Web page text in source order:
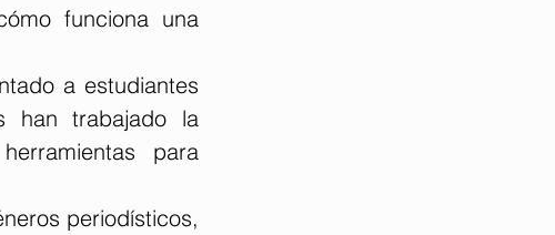
funciona una
a estudiantes
han trabajado la
para
periodísticos,